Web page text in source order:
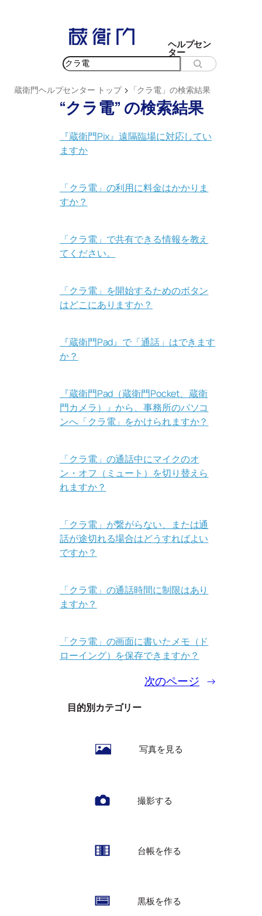
ッ
プ
ヘルプセン
ター
検
蔵衛門ヘルプセンター トップ > 「クラ電」の検索結果
目的別カテゴリー
写真を見る
撮影する
台帳を作る
黒板を作る
“クラ電” の検索結果
『蔵衛門Pix』遠隔臨場に対応してい
ますか
「クラ電」の利用に料金はかかりま
すか？
「クラ電」で共有できる情報を教え
てください。
「クラ電」を開始するためのボタン
はどこにありますか？
『蔵衛門Pad』で「通話」はできます
か？
『蔵衛門Pad（蔵衛門Pocket、蔵衛
門カメラ）』から、事務所のパソコ
ンへ「クラ電」をかけられますか？
「クラ電」の通話中にマイクのオ
ン・オフ（ミュート）を切り替えら
れますか？
「クラ電」が繋がらない、または通
話が途切れる場合はどうすればよい
ですか？
「クラ電」の通話時間に制限はあり
ますか？
「クラ電」の画面に書いたメモ（ド
ローイング）を保存できますか？
次のページ →